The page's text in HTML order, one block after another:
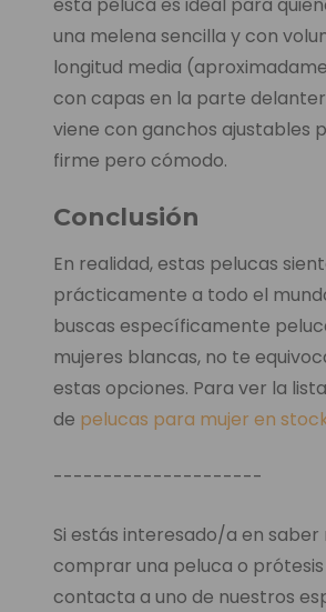
esta peluca es ideal para
una melena sencilla y con
longitud media
con capas en la parte
viene con ganchos ajustables
firme pero cómodo.
Conclusión
En realidad, estas pelucas
prácticamente a todo el
buscas específicamente
mujeres blancas, no te
estas opciones. Para ver la
de pelucas para mujer en
---------------------
Si estás interesado/a en saber
comprar una peluca o
contacta a uno de nuestros